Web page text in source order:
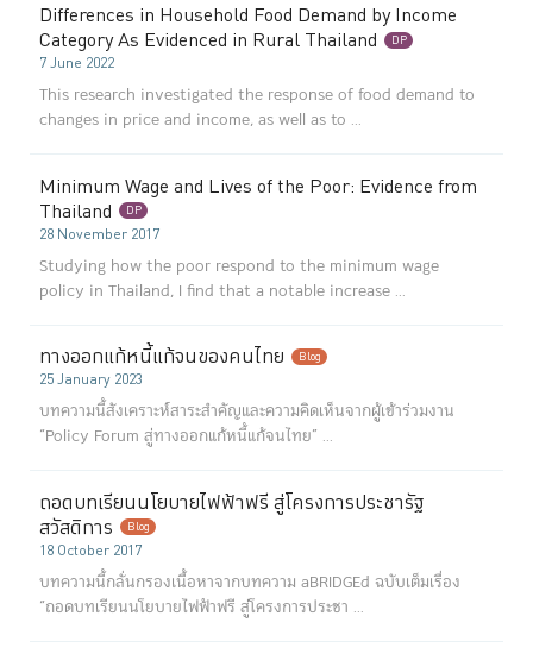
Differences in Household Food Demand by Income
Category As Evidenced in Rural Thailand
DP
7 June 2022
This research investigated the response of food demand to
changes in price and income, as well as to ...
Minimum Wage and Lives of the Poor: Evidence from
Thailand
DP
28 November 2017
Studying how the poor respond to the minimum wage
policy in Thailand, I find that a notable increase ...
ทางออกแก้หนี้แก้จนของคนไทย Blog
25 January 2023
บทความนี้สังเคราะห์สาระสำคัญและความคิดเห็นจากผู้เข้าร่วมงาน
“Policy Forum สู่ทางออกแก้หนี้แก้จนไทย” ...
ถอดบทเรียนนโยบายไฟฟ้าฟรี สู่โครงการประชารัฐ
สวัสดิการ
Blog
18 October 2017
บทความนี้กลั่นกรองเนื้อหาจากบทความ aBRIDGEd ฉบับเต็มเรื่อง
“ถอดบทเรียนนโยบายไฟฟ้าฟรี สู่โครงการประชา ...